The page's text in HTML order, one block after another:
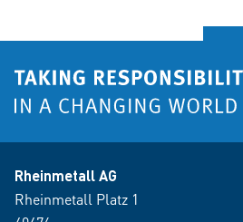
Rheinmetall AG
Rheinmetall Platz 1